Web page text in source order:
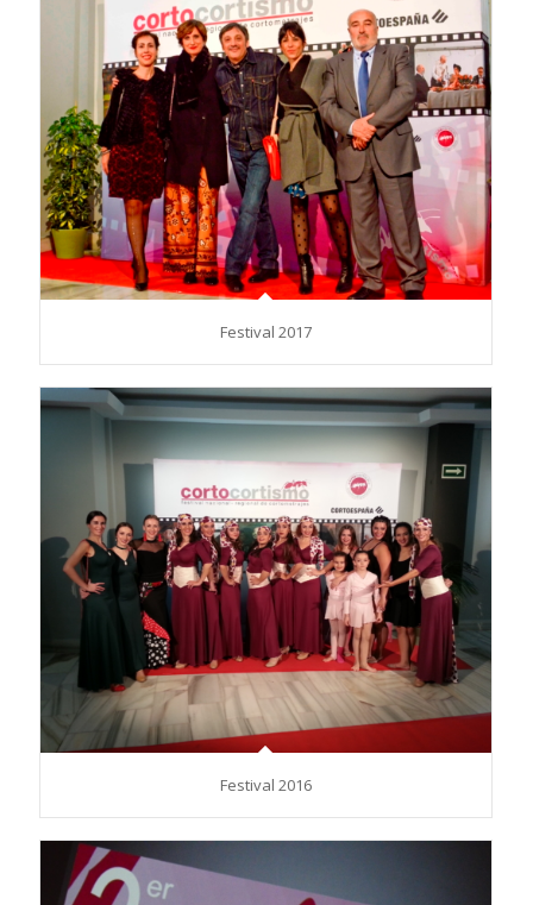
Festival 2017
Festival 2016